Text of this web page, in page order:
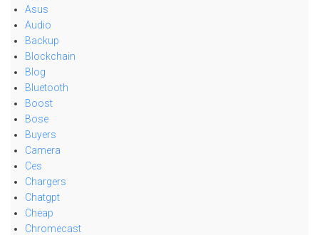
Asus
Audio
Backup
Blockchain
Blog
Bluetooth
Boost
Bose
Buyers
Camera
Ces
Chargers
Chatgpt
Cheap
Chromecast